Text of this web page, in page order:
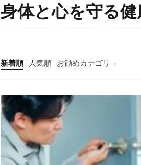
身体と心を守る健
新着順 人気順
お勧めカテゴリ
一人暮らしの準備ガイ